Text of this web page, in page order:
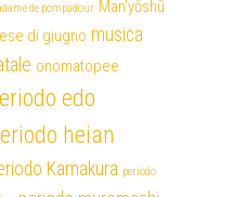
de pompadour Man'yōshū
di giugno musica
onomatopee
edo
heian
Kamakura periodo